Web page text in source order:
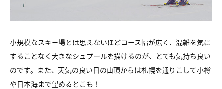
小規模なスキー場とは思えないほどコース幅が広く、混雑を気に
することなく大きなシュプールを描けるのが、とても気持ち良い
のです。また、天気の良い日の山頂からは札幌を通りこして小樽
や日本海まで望めるとこも！